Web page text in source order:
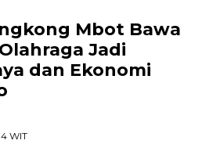
Mbot Bawa
Jadi
dan Ekonomi
WIT
Modern Rekrutmen Staf